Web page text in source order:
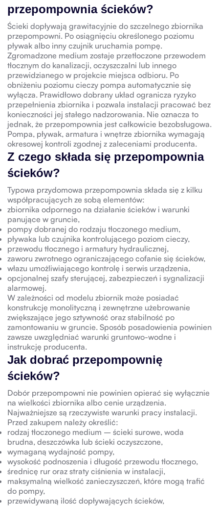
przepompownia ścieków?
Ścieki dopływają grawitacyjnie do szczelnego zbiornika
przepompowni. Po osiągnięciu określonego poziomu
pływak albo inny czujnik uruchamia pompę.
Zgromadzone medium zostaje przetłoczone przewodem
tłocznym do kanalizacji, oczyszczalni lub innego
przewidzianego w projekcie miejsca odbioru. Po
obniżeniu poziomu cieczy pompa automatycznie się
wyłącza. Prawidłowo dobrany układ ogranicza ryzyko
przepełnienia zbiornika i pozwala instalacji pracować bez
konieczności jej stałego nadzorowania. Nie oznacza to
jednak, że przepompownia jest całkowicie bezobsługowa.
Pompa, pływak, armatura i wnętrze zbiornika wymagają
okresowej kontroli zgodnej z zaleceniami producenta.
Z czego składa się przepompownia
ścieków?
Typowa przydomowa przepompownia składa się z kilku
współpracujących ze sobą elementów:
zbiornika odpornego na działanie ścieków i warunki
panujące w gruncie,
pompy dobranej do rodzaju tłoczonego medium,
pływaka lub czujnika kontrolującego poziom cieczy,
przewodu tłocznego i armatury hydraulicznej,
zaworu zwrotnego ograniczającego cofanie się ścieków,
włazu umożliwiającego kontrolę i serwis urządzenia,
opcjonalnej szafy sterującej, zabezpieczeń i sygnalizacji
alarmowej.
W zależności od modelu zbiornik może posiadać
konstrukcję monolityczną i zewnętrzne użebrowanie
zwiększające jego sztywność oraz stabilność po
zamontowaniu w gruncie. Sposób posadowienia powinien
zawsze uwzględniać warunki gruntowo-wodne i
instrukcję producenta.
Jak dobrać przepompownię
ścieków?
Dobór przepompowni nie powinien opierać się wyłącznie
na wielkości zbiornika albo cenie urządzenia.
Najważniejsze są rzeczywiste warunki pracy instalacji.
Przed zakupem należy określić:
rodzaj tłoczonego medium – ścieki surowe, woda
brudna, deszczówka lub ścieki oczyszczone,
wymaganą wydajność pompy,
wysokość podnoszenia i długość przewodu tłocznego,
średnicę rur oraz straty ciśnienia w instalacji,
maksymalną wielkość zanieczyszczeń, które mogą trafić
do pompy,
przewidywaną ilość dopływających ścieków,